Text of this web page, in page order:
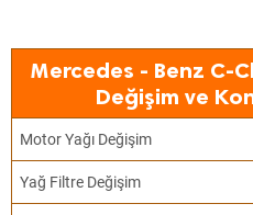
Mercedes - Benz C-
Değişim ve
Motor Yağı Değişim
Yağ Filtre Değişim